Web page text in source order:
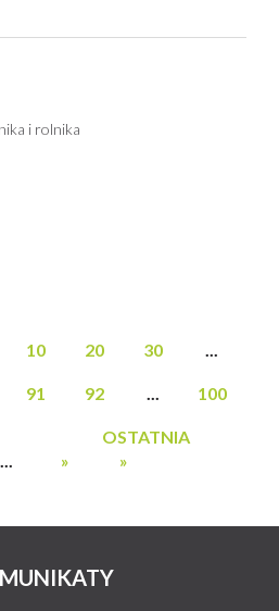
i rolnika
10 20 30 ...
91 92 ... 100
... »
OSTATNIA
»